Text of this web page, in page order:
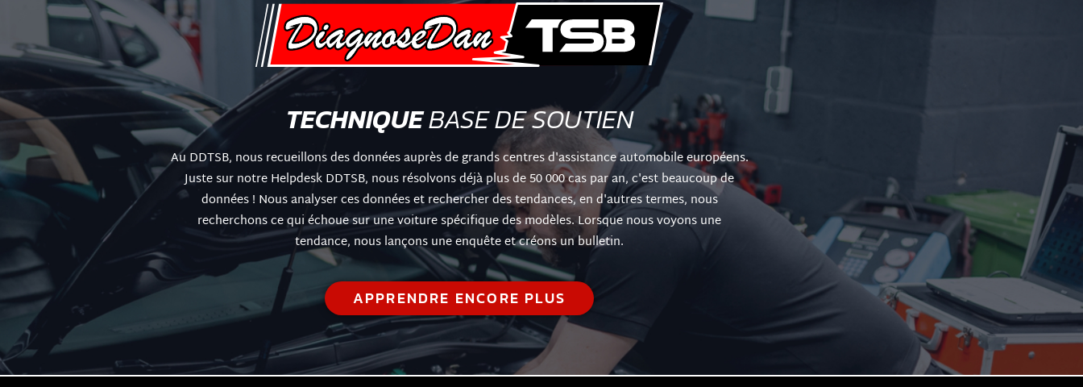
TECHNIQUEBASE DE SOUTIEN
Au DDTSB, nous recueillons des données auprès de grands centres d'assistance automobile européens.
Juste sur notre Helpdesk DDTSB, nous résolvons déjà plus de 50 000 cas par an, c'est beaucoup de
données ! Nous analyser ces données et rechercher des tendances, en d'autres termes, nous
recherchons ce qui échoue sur une voiture spécifique des modèles. Lorsque nous voyons une
tendance, nous lançons une enquête et créons un bulletin.
APPRENDRE ENCORE PLUS